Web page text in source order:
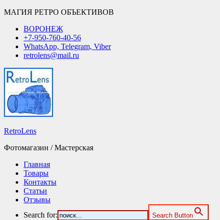
МАГИЯ РЕТРО ОБЪЕКТИВОВ
ВОРОНЕЖ
+7-950-760-40-56
WhatsApp, Telegram, Viber
retrolens@mail.ru
RetroLens
Фотомагазин / Мастерская
Главная
Товары
Контакты
Статьи
Отзывы
Search for:
Search Button